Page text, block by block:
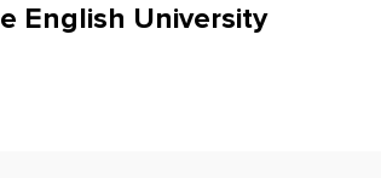
English University